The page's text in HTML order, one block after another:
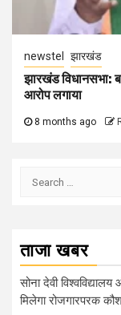
newstel झारखंड
झारखंड विधानसभा:
आरोप लगाया
8 months ago
Search
ताजा खबर
सोना देवी
मिलेगा रोजगारपरक